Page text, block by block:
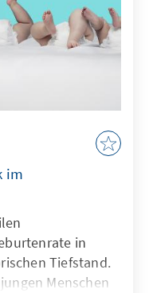
im
in
Tiefstand.
Menschen